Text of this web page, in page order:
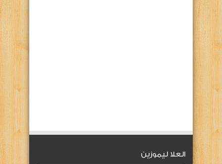
العلا ليموزين